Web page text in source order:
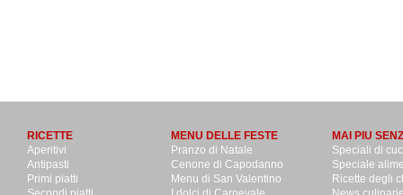
RICETTE
Aperitivi
Antipasti
Primi piatti
MENU DELLE FESTE
Pranzo di Natale
Cenone di Capodanno
Menu di San Valentino
MAI PIU
Speciali di
Speciale
Ricette degli